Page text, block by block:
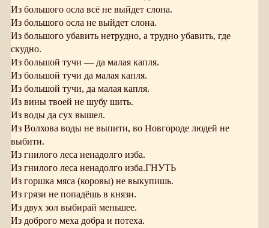
Из большого осла всё не выйдет слона.
Из большого осла не выйдет слона.
Из большого убавить нетрудно, а трудно убавить, где
скудно.
Из большой тучи — да малая капля.
Из большой тучи да малая капля.
Из большой тучи, да малая капля.
Из вины твоей не шубу шить.
Из воды да сух вышел.
Из Волхова воды не выпити, во Новгороде людей не
выбити.
Из гнилого леса ненадолго изба.
Из гнилого леса ненадолго изба.ГНУТЬ
Из горшка мяса (коровы) не выкупишь.
Из грязи не попадёшь в князи.
Из двух зол выбирай меньшее.
Из доброго меха добра и потеха.